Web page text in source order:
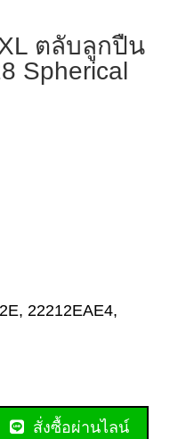
ตลับลูกปืน
Spherical
22212EAE4,
สั่งซื้อผ่านไลน์